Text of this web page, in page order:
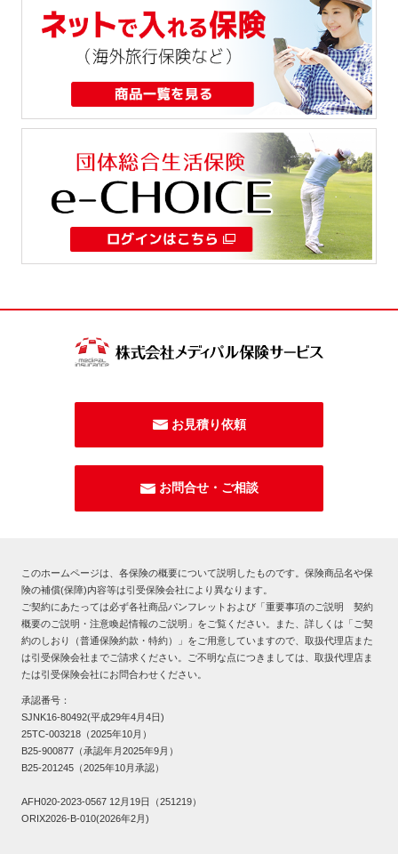
お見積り依頼
お問合せ・ご相談
このホームページは、各保険の概要について説明したものです。保険商品名や保
険の補償(保障)内容等は引受保険会社により異なります。
ご契約にあたっては必ず各社商品パンフレットおよび「重要事項のご説明 契約
概要のご説明・注意喚起情報のご説明」をご覧ください。また、詳しくは「ご契
約のしおり（普通保険約款・特約）」をご用意していますので、取扱代理店また
は引受保険会社までご請求ください。ご不明な点につきましては、取扱代理店ま
たは引受保険会社にお問合わせください。
承認番号：
SJNK16-80492(平成29年4月4日)
25TC-003218（2025年10月）
B25-900877（承認年月2025年9月）
B25-201245（2025年10月承認）
AFH020-2023-0567 12月19日（251219）
ORIX2026-B-010(2026年2月)